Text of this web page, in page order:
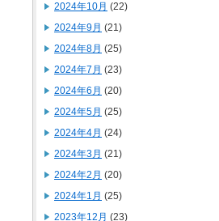
2024年10月 (22)
2024年9月 (21)
2024年8月 (25)
2024年7月 (23)
2024年6月 (20)
2024年5月 (25)
2024年4月 (24)
2024年3月 (21)
2024年2月 (20)
2024年1月 (25)
2023年12月 (23)